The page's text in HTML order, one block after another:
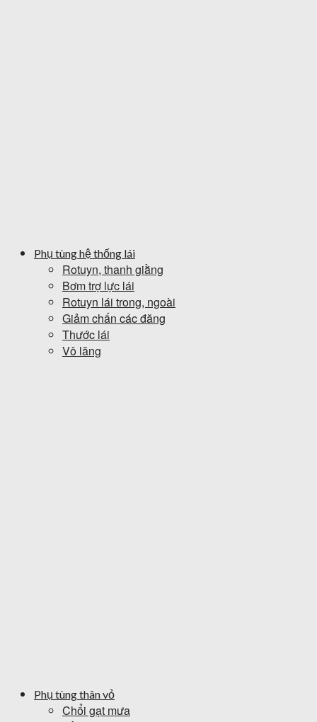
Phụ tùng hệ thống lái
Rotuyn, thanh giằng
Bơm trợ lực lái
Rotuyn lái trong, ngoài
Giảm chấn các đăng
Thước lái
Vô lăng
Phụ tùng thân vỏ
Chổi gạt mưa